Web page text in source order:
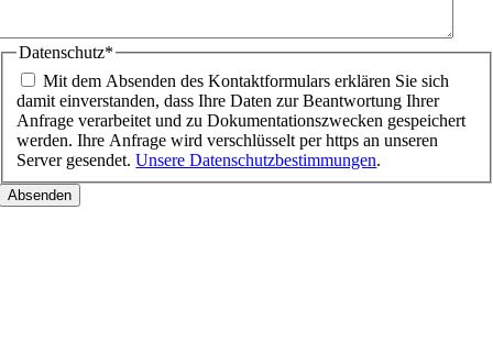
Datenschutz*
Mit dem Absenden des Kontaktformulars erklären Sie sich
damit einverstanden, dass Ihre Daten zur Beantwortung Ihrer
Anfrage verarbeitet und zu Dokumentationszwecken gespeichert
werden. Ihre Anfrage wird verschlüsselt per https an unseren
Server gesendet.Unsere Datenschutzbestimmungen.